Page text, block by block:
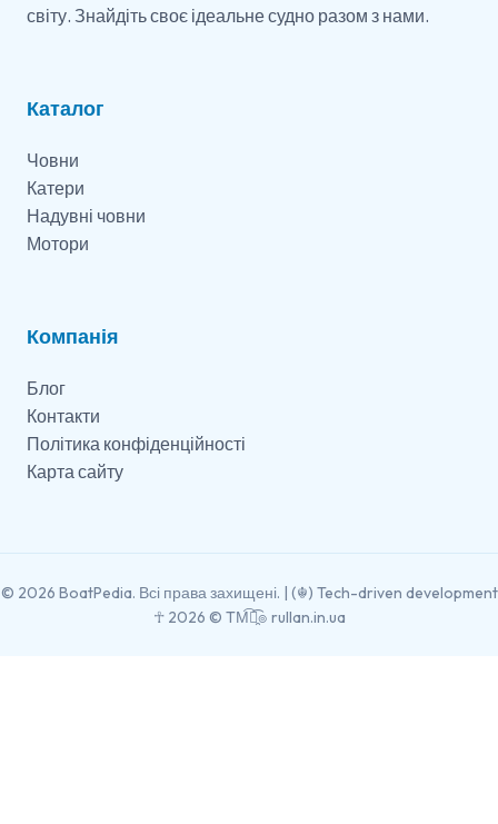
світу. Знайдіть своє ідеальне судно разом з нами.
Каталог
Човни
Катери
Надувні човни
Мотори
Компанія
Блог
Контакти
Політика конфіденційності
Карта сайту
© 2026 BoatPedia. Всі права захищені. | (☬) Tech-driven development
☥ 2026 © TM͡๏̯͡๏ rullan.in.ua